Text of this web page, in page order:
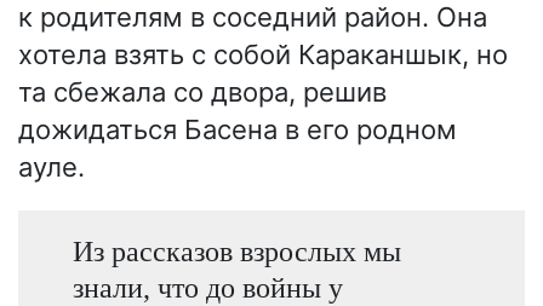
к родителям в соседний район. Она
хотела взять с собой Караканшык, но
та сбежала со двора, решив
дожидаться Басена в его родном
ауле.
Из рассказов взрослых мы
знали, что до войны у